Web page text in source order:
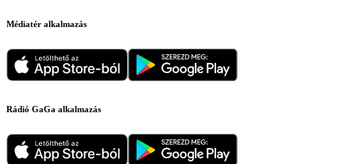
Médiatér alkalmazás
Rádió GaGa alkalmazás